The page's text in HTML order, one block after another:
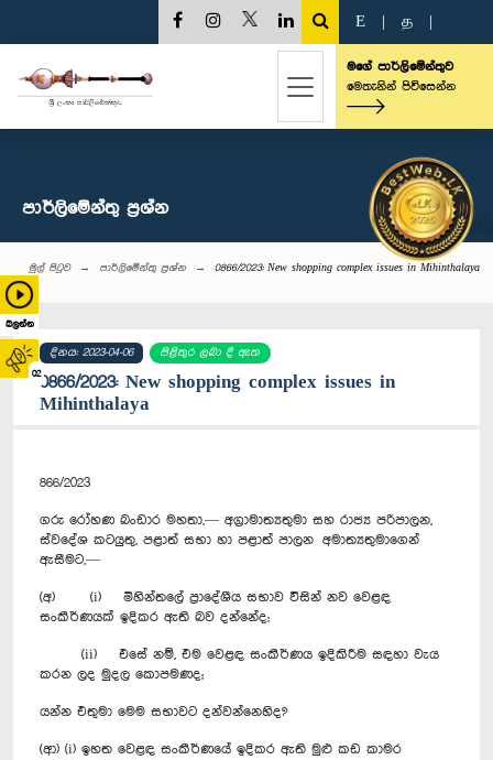
බලන්න
02
E த
මගේ පාර්ලිමේන්තුව
මෙතැනින් පිවිසෙන්න
පාර්ලි‌මේන්තු‌ ප්‍රශ්න
මුල් පිටුව පාර්ලි‌මේන්තු‌ ප්‍රශ්න 0866/2023: New shopping complex issues in Mihinthalaya
දිනය: 2023-04-06 පිළිතුර ලබා දී ඇත
0866/2023: New shopping complex issues in
Mihinthalaya
866/2023
ගරු රෝහණ බංඩාර මහතා,— අග්‍රාමාත්‍යතුමා සහ රාජ්‍ය පරිපාලන,
ස්වදේශ කටයුතු, පළාත් සභා හා පළාත් පාලන අමාත්‍යතුමාගෙන්
ඇසීමට,—
(අ) (i) මිහින්තලේ ප්‍රාදේශීය සභාව විසින් නව වෙළඳ
සංකීර්ණයක් ඉදිකර ඇති බව දන්නේද;
(ii) එසේ නම්, එම වෙළඳ සංකීර්ණය ඉදිකිරීම සඳහා වැය
කරන ලද මුදල කොපමණද;
යන්න එතුමා මෙම සභාවට දන්වන්නෙහිද?
(ආ) (i) ඉහත වෙළඳ සංකීර්ණයේ ඉදිකර ඇති මුළු කඩ කාමර